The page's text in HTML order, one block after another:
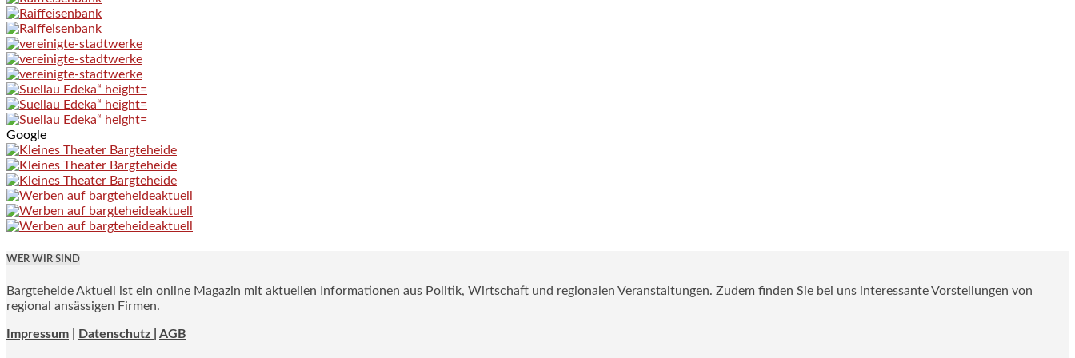
Google
WER WIR SIND
Bargteheide Aktuell ist ein online Magazin mit aktuellen Informationen aus Politik, Wirtschaft und regionalen Veranstaltungen. Zudem finden Sie bei uns interessante Vorstellungen von
regional ansässigen Firmen.
Impressum Datenschutz | AGB